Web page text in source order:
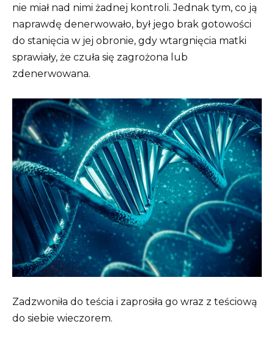
nie miał nad nimi żadnej kontroli. Jednak tym, co ją
naprawdę denerwowało, był jego brak gotowości
do stanięcia w jej obronie, gdy wtargnięcia matki
sprawiały, że czuła się zagrożona lub
zdenerwowana.
Zadzwoniła do teścia i zaprosiła go wraz z teściową
do siebie wieczorem.